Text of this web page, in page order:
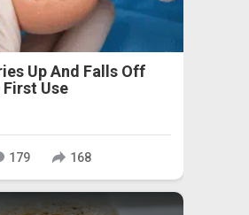
Up And Falls Off
Use
179 168